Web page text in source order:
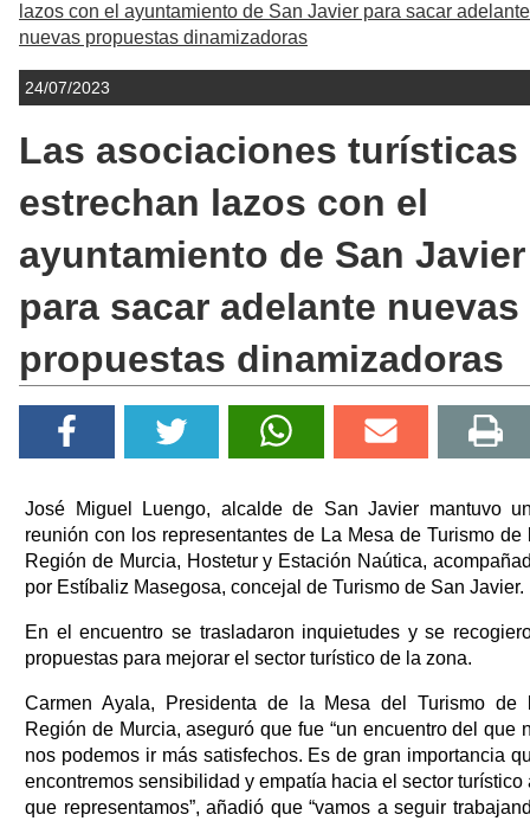
lazos con el ayuntamiento de San Javier para sacar adelante
nuevas propuestas dinamizadoras
24/07/2023
Las asociaciones turísticas
estrechan lazos con el
ayuntamiento de San Javier
para sacar adelante nuevas
propuestas dinamizadoras
José Miguel Luengo, alcalde de San Javier mantuvo
reunión con los representantes de La Mesa de Turismo de
Región de Murcia, Hostetur y Estación Naútica,
por Estíbaliz Masegosa, concejal de Turismo de San Javier.
En el encuentro se trasladaron inquietudes y se
propuestas para mejorar el sector turístico de la zona.
Carmen Ayala, Presidenta de la Mesa del Turismo de
Región de Murcia, aseguró que fue “un encuentro del que
nos podemos ir más satisfechos. Es de gran importancia
encontremos sensibilidad y empatía hacia el sector turístico
que representamos”, añadió que “vamos a seguir